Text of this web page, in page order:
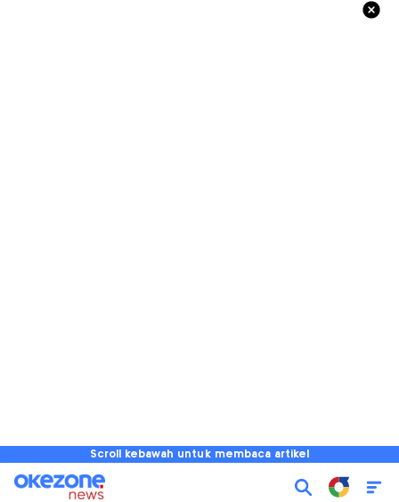
Scroll kebawah untuk membaca artikel